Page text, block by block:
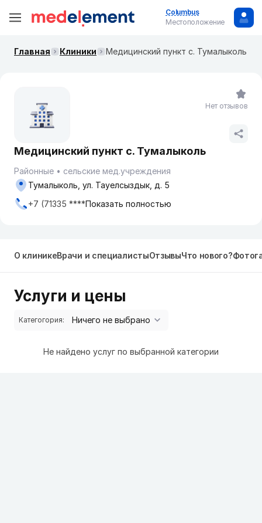
Columbus
Местоположение
Главная Клиники Медицинский пункт с. Тумалыколь
Медицинский пункт с. Тумалыколь
Районные
сельские мед.учреждения
Тумалыколь, ул. Тауелсыздык, д. 5
+7 (71335 ****Показать полностью
Нет отзывов
О клиникеВрачи и специалистыОтзывыЧто нового?
Услуги и цены
Категогория:
Не найдено услуг по выбранной категории